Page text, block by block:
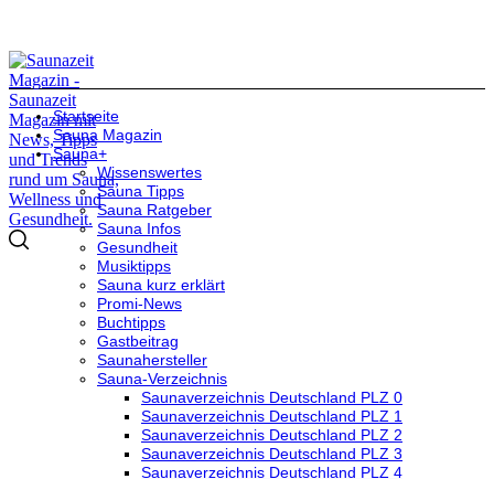
Startseite
Sauna Magazin
Sauna+
Wissenswertes
Sauna Tipps
Sauna Ratgeber
Sauna Infos
Gesundheit
Musiktipps
Sauna kurz erklärt
Promi-News
Buchtipps
Gastbeitrag
Saunahersteller
Sauna-Verzeichnis
Saunaverzeichnis Deutschland PLZ 0
Saunaverzeichnis Deutschland PLZ 1
Saunaverzeichnis Deutschland PLZ 2
Saunaverzeichnis Deutschland PLZ 3
Saunaverzeichnis Deutschland PLZ 4